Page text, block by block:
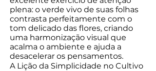
plena: o verde vivo de suas folhas
contrasta perfeitamente com o
tom delicado das flores, criando
uma harmonização visual que
acalma o ambiente e ajuda a
desacelerar os pensamentos.
A Lição da Simplicidade no Cultivo